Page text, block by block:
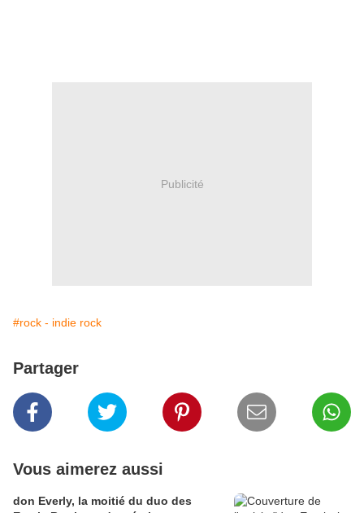
Publicité
#rock - indie rock
Partager
Vous aimerez aussi
don Everly, la moitié du duo des